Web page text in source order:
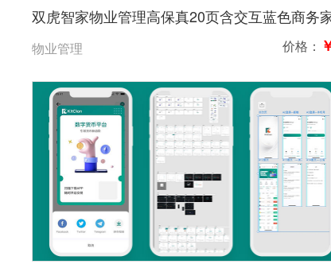
双虎智家物业管理高保真20页含交互蓝色商务
物业管理 价格：